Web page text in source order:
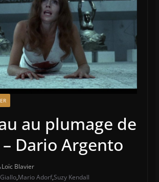
au plumage de
Dario Argento
Loïc Blavier
Giallo,Mario Adorf,Suzy Kendall